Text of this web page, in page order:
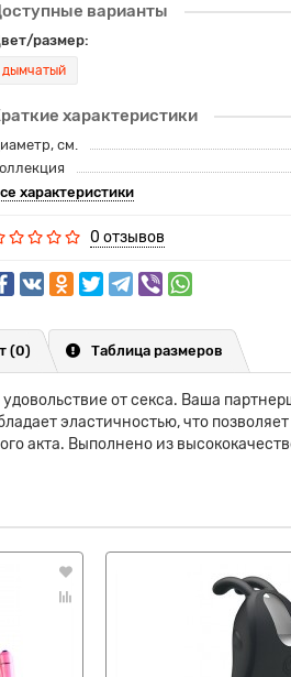
варианты
размер:
дымчатый
характеристики
см.
характеристики
0 отзывов
(0) Таблица размеров
от секса. Ваша
эластичностью, что
Выполнено из